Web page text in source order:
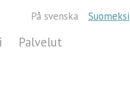
På svenska Suomeksi
Palvelut